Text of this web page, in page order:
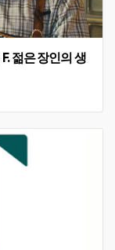
젊은 장인의 생